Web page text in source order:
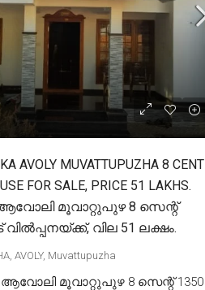
AVOLY MUVATTUPUZHA 8 CENT
FOR SALE, PRICE 51 LAKHS.
ആവോലി മൂവാറ്റുപുഴ 8 സെന്റ്
വിൽപ്പനയ്ക്ക്, വില 51 ലക്ഷം.
AVOLY, Muvattupuzha
ആവോലി മൂവാറ്റുപുഴ 8 സെന്റ് 1350